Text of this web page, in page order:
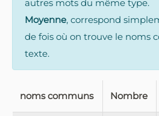
autres mots du même type.
Moyenne, correspond
de fois où on trouve le noms
texte.
noms communs Nombre